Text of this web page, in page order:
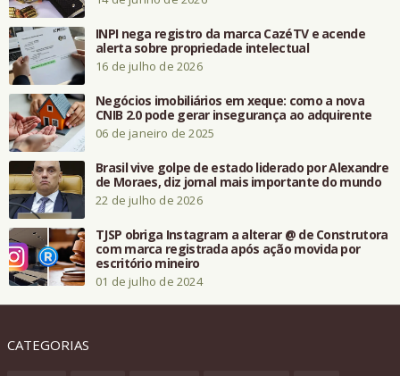
INPI nega registro da marca CazéTV e acende
alerta sobre propriedade intelectual
16 de julho de 2026
Negócios imobiliários em xeque: como a nova
CNIB 2.0 pode gerar insegurança ao adquirente
06 de janeiro de 2025
Brasil vive golpe de estado liderado por Alexandre
de Moraes, diz jornal mais importante do mundo
22 de julho de 2026
TJSP obriga Instagram a alterar @ de Construtora
com marca registrada após ação movida por
escritório mineiro
01 de julho de 2024
CATEGORIAS